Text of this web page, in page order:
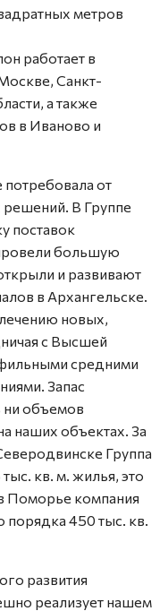
метров
работает в
Санкт-
а также
в Иваново и
потребовала от
В Группе
поставок
большую
и развивают
в Архангельске.
новых,
с Высшей
средними
Запас
ни объемов
наших объектах. За
Группа
кв. м. жилья, это
Поморье компания
порядка 450 тыс. кв.
развития
реализует нашем